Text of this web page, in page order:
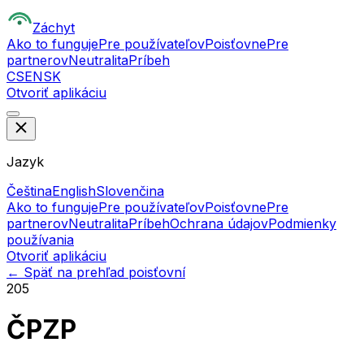
Záchyt
Ako to fungujePre používateľovPoisťovnePre
partnerovNeutralitaPríbeh
CSENSK
Otvoriť aplikáciu
Jazyk
ČeštinaEnglishSlovenčina
Ako to fungujePre používateľovPoisťovnePre
partnerovNeutralitaPríbehOchrana údajovPodmienky
používania
Otvoriť aplikáciu
← Späť na prehľad poisťovní
205
ČPZP